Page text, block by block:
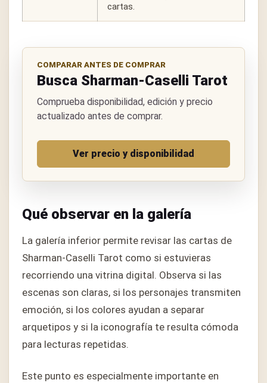
cartas.
COMPARAR ANTES DE COMPRAR
Busca Sharman-Caselli Tarot
Comprueba disponibilidad, edición y precio
actualizado antes de comprar.
Ver precio y disponibilidad
Qué observar en la galería
La galería inferior permite revisar las cartas de
Sharman-Caselli Tarot como si estuvieras
recorriendo una vitrina digital. Observa si las
escenas son claras, si los personajes transmiten
emoción, si los colores ayudan a separar
arquetipos y si la iconografía te resulta cómoda
para lecturas repetidas.
Este punto es especialmente importante en